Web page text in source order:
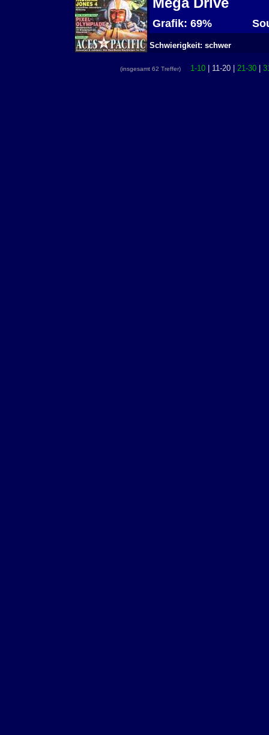
Grafik: 69%
Schwierigkeit: schwer
(insgesamt 62 Treffer) 1-10| 11-20 | 21-30|